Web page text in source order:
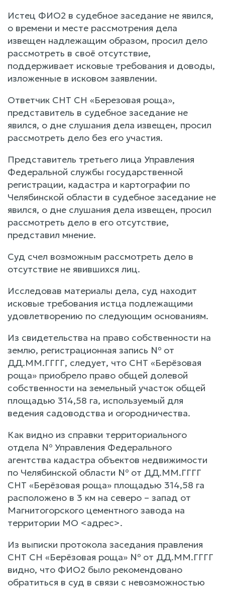
Истец ФИО2 в судебное заседание не явился,
о времени и месте рассмотрения дела
извещен надлежащим образом, просил дело
рассмотреть в своё отсутствие,
поддерживает исковые требования и доводы,
изложенные в исковом заявлении.
Ответчик СНТ СН «Березовая роща»,
представитель в судебное заседание не
явился, о дне слушания дела извещен, просил
рассмотреть дело без его участия.
Представитель третьего лица Управления
Федеральной службы государственной
регистрации, кадастра и картографии по
Челябинской области в судебное заседание не
явился, о дне слушания дела извещен, просил
рассмотреть дело в его отсутствие,
представил мнение.
Суд счел возможным рассмотреть дело в
отсутствие не явившихся лиц.
Исследовав материалы дела, суд находит
исковые требования истца подлежащими
удовлетворению по следующим основаниям.
Из свидетельства на право собственности на
землю, регистрационная запись № от
ДД.ММ.ГГГГ, следует, что СНТ «Берёзовая
роща» приобрело право общей долевой
собственности на земельный участок общей
площадью 314,58 га, используемый для
ведения садоводства и огородничества.
Как видно из справки территориального
отдела № Управления Федерального
агентства кадастра объектов недвижимости
по Челябинской области № от ДД.ММ.ГГГГ
СНТ «Берёзовая роща» площадью 314,58 га
расположено в 3 км на северо – запад от
Магнитогорского цементного завода на
территории МО <адрес>.
Из выписки протокола заседания правления
СНТ СН «Берёзовая роща» № от ДД.ММ.ГГГГ
видно, что ФИО2 было рекомендовано
обратиться в суд в связи с невозможностью